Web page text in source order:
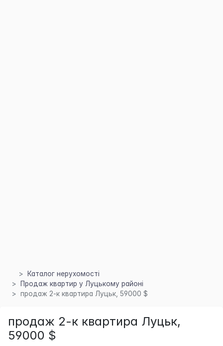
Каталог нерухомості
Продаж квартир у Луцькому районі
продаж 2-к квартира Луцьк, 59000 $
продаж 2-к квартира Луцьк,
59000 $